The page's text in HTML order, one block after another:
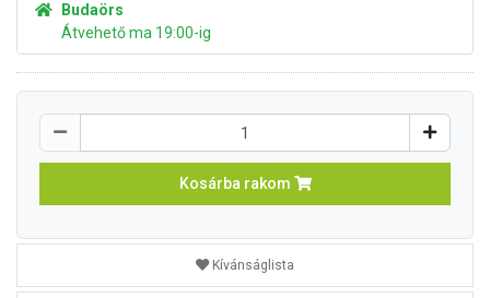
Budaörs
Átvehető ma 19:00-ig
Kosárba rakom
Kívánságlista